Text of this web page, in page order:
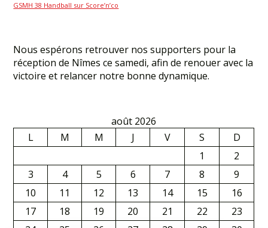
GSMH 38 Handball sur Score’n’co
Nous espérons retrouver nos supporters pour la
réception de Nîmes ce samedi, afin de renouer avec la
victoire et relancer notre bonne dynamique.
août 2026
L
M M J V S
D
1
2
3
4 5 6 7 8
9
10
11 12 13 14 15
16
17
18 19 20 21 22
23